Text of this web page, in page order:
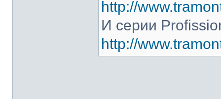
http://
И серии
http://